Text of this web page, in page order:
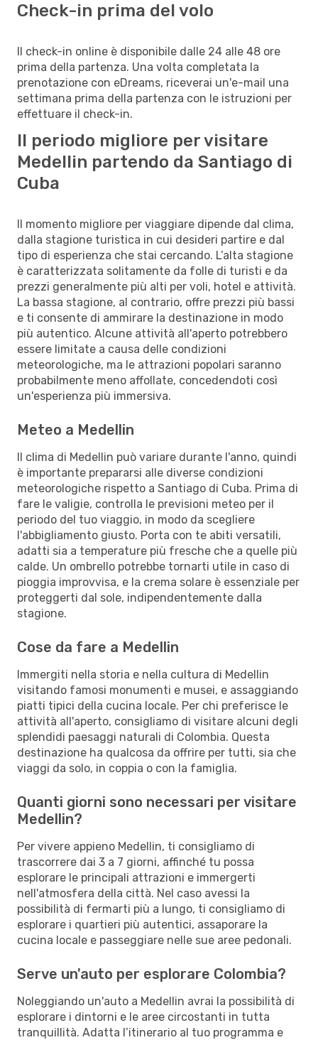
Check-in prima del volo
Il check-in online è disponibile dalle 24 alle 48 ore
prima della partenza. Una volta completata la
prenotazione con eDreams, riceverai un'e-mail una
settimana prima della partenza con le istruzioni per
effettuare il check-in.
Il periodo migliore per visitare
Medellin partendo da Santiago di
Cuba
Il momento migliore per viaggiare dipende dal clima,
dalla stagione turistica in cui desideri partire e dal
tipo di esperienza che stai cercando. L’alta stagione
è caratterizzata solitamente da folle di turisti e da
prezzi generalmente più alti per voli, hotel e attività.
La bassa stagione, al contrario, offre prezzi più bassi
e ti consente di ammirare la destinazione in modo
più autentico. Alcune attività all'aperto potrebbero
essere limitate a causa delle condizioni
meteorologiche, ma le attrazioni popolari saranno
probabilmente meno affollate, concedendoti così
un'esperienza più immersiva.
Meteo a Medellin
Il clima di Medellin può variare durante l'anno, quindi
è importante prepararsi alle diverse condizioni
meteorologiche rispetto a Santiago di Cuba. Prima di
fare le valigie, controlla le previsioni meteo per il
periodo del tuo viaggio, in modo da scegliere
l'abbigliamento giusto. Porta con te abiti versatili,
adatti sia a temperature più fresche che a quelle più
calde. Un ombrello potrebbe tornarti utile in caso di
pioggia improvvisa, e la crema solare è essenziale per
proteggerti dal sole, indipendentemente dalla
stagione.
Cose da fare a Medellin
Immergiti nella storia e nella cultura di Medellin
visitando famosi monumenti e musei, e assaggiando
piatti tipici della cucina locale. Per chi preferisce le
attività all'aperto, consigliamo di visitare alcuni degli
splendidi paesaggi naturali di Colombia. Questa
destinazione ha qualcosa da offrire per tutti, sia che
viaggi da solo, in coppia o con la famiglia.
Quanti giorni sono necessari per visitare
Medellin?
Per vivere appieno Medellin, ti consigliamo di
trascorrere dai 3 a 7 giorni, affinché tu possa
esplorare le principali attrazioni e immergerti
nell'atmosfera della città. Nel caso avessi la
possibilità di fermarti più a lungo, ti consigliamo di
esplorare i quartieri più autentici, assaporare la
cucina locale e passeggiare nelle sue aree pedonali.
Serve un'auto per esplorare Colombia?
Noleggiando un'auto a Medellin avrai la possibilità di
esplorare i dintorni e le aree circostanti in tutta
tranquillità. Adatta l’itinerario al tuo programma e